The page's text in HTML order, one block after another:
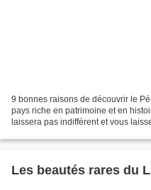
9 bonnes raisons de découvrir le
pays riche en patrimoine et en
laissera pas indifférent et vous
Les beautés rares du